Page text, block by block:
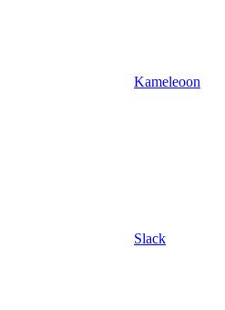
Kameleoon
Slack